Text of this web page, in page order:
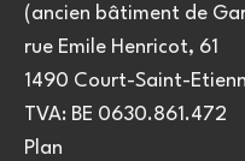
(ancien bâtiment de
rue Emile Henricot, 61
1490 Court-Saint-
TVA: BE 0630.861.472
Plan